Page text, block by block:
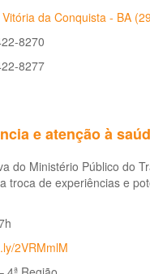
Vitória da Conquista - BA
8270
8277
e atenção à
do Ministério Público do
troca de experiências e
2VRMmlM